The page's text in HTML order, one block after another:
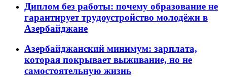
Диплом без работы: почему образование не
гарантирует трудоустройство молодёжи в
Азербайджане
Азербайджанский минимум: зарплата,
которая покрывает выживание, но не
самостоятельную жизнь